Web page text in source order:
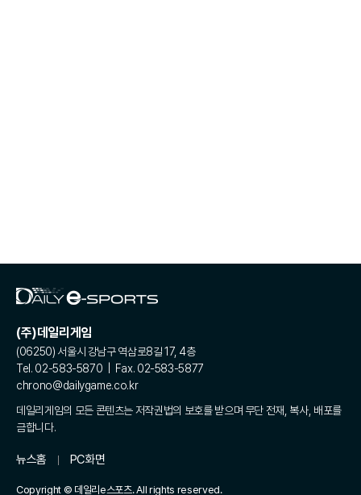
(주)데일리게임
(06250) 서울시 강남구 역삼로8길 17, 4층
Tel. 02-583-5870 | Fax. 02-583-5877
chrono@dailygame.co.kr
데일리게임의 모든 콘텐츠는 저작권법의 보호를 받으며 무단 전재, 복사, 배포를
금합니다.
뉴스홈 PC화면
Copyright © 데일리e스포츠. All rights reserved.